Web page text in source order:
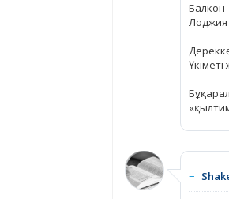
Балкон
Лоджия
≡